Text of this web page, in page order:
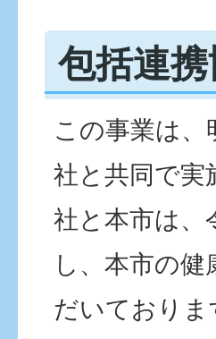
包括連
この事業は、
社と共同で実
社と本市は、
し、本市の
だいており